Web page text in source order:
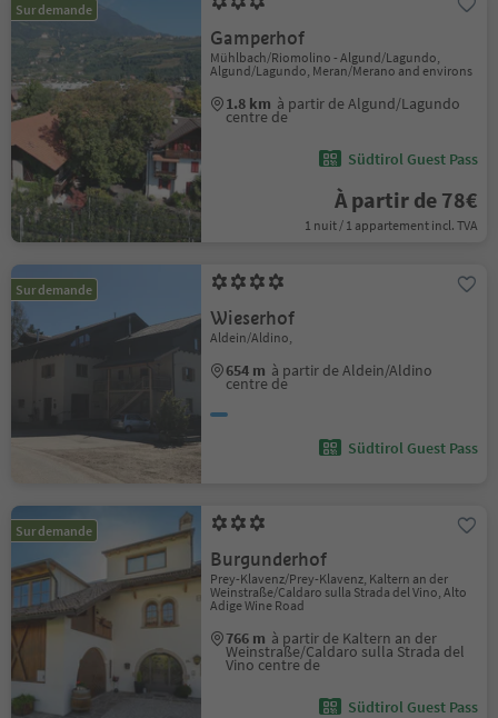
Sur demande
Gamperhof
Mühlbach/Riomolino - Algund/Lagundo,
Algund/Lagundo, Meran/Merano and environs
1.8 km à partir de Algund/Lagundo
centre de
Südtirol Guest Pass
À partir de 78€
1 nuit / 1 appartement incl. TVA
Sur demande
Wieserhof
Aldein/Aldino,
654 m à partir de Aldein/Aldino
centre de
Südtirol Guest Pass
Sur demande
Burgunderhof
Prey-Klavenz/Prey-Klavenz, Kaltern an der
Weinstraße/Caldaro sulla Strada del Vino, Alto
Adige Wine Road
766 m à partir de Kaltern an der
Weinstraße/Caldaro sulla Strada del
Vino centre de
Südtirol Guest Pass